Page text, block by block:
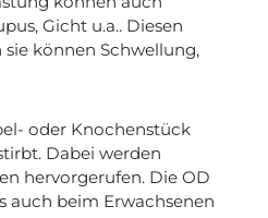
Gicht u.a.. Diesen
können Schwellung,
oder Knochenstück
Dabei werden
hervorgerufen. Die OD
auch beim Erwachsenen